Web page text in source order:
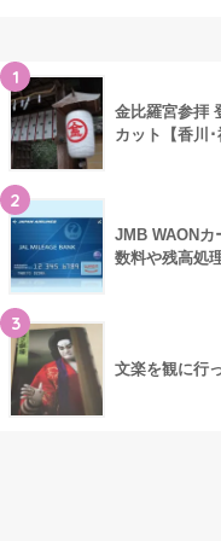
1
金比羅宮参拝
カット【香川･
2
JMB WAONカ
数料や残高処
3
文楽を観に行